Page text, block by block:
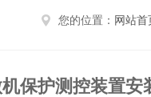
您的位置： 网站首
保护测控装置安